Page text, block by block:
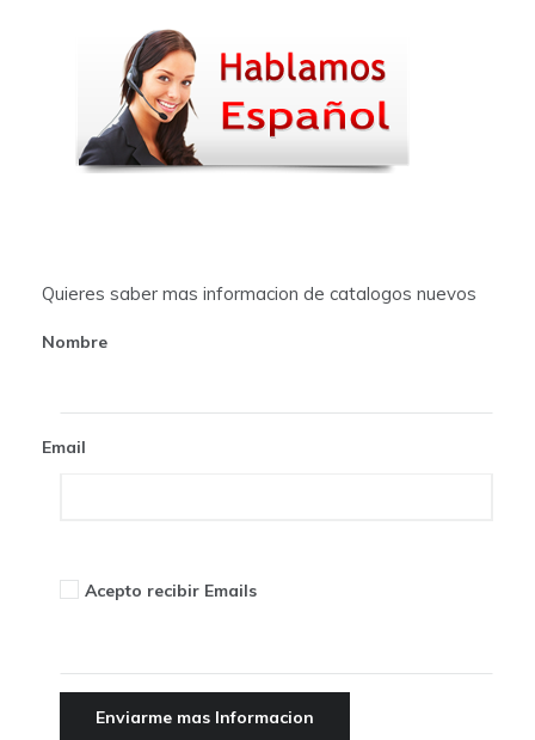
Quieres saber mas informacion de catalogos nuevos
Nombre
Email
Acepto recibir Emails